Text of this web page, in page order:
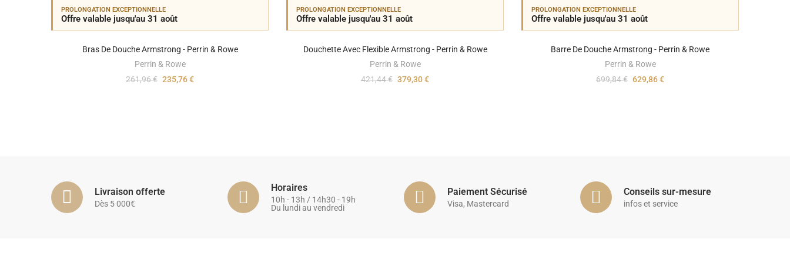
PROLONGATION EXCEPTIONNELLE
Offre valable jusqu'au 31 août
Bras De Douche Armstrong - Perrin & Rowe
Perrin & Rowe
261,96 € 235,76 €
PROLONGATION EXCEPTIONNELLE
Offre valable jusqu'au 31 août
Douchette Avec Flexible Armstrong - Perrin & Rowe
Perrin & Rowe
421,44 € 379,30 €
PROLONGATION EXCEPTIONNELLE
Offre valable jusqu'au 31 août
Barre De Douche Armstrong - Perrin & Rowe
Perrin & Rowe
699,84 € 629,86 €
Livraison offerte
Dès 5 000€
Horaires
10h - 13h / 14h30 - 19h
Du lundi au vendredi
Paiement Sécurisé
Visa, Mastercard
Conseils sur-mesure
infos et service